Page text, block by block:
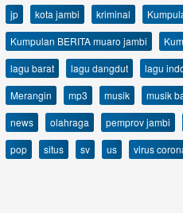
jp
kota jambi kriminal
Kumpulan BERITA muaro jambi
lagu barat
lagu dangdut lagu
Merangin
mp3 musik musik
news
olahraga pemprov jambi
pop
situs sv us virus